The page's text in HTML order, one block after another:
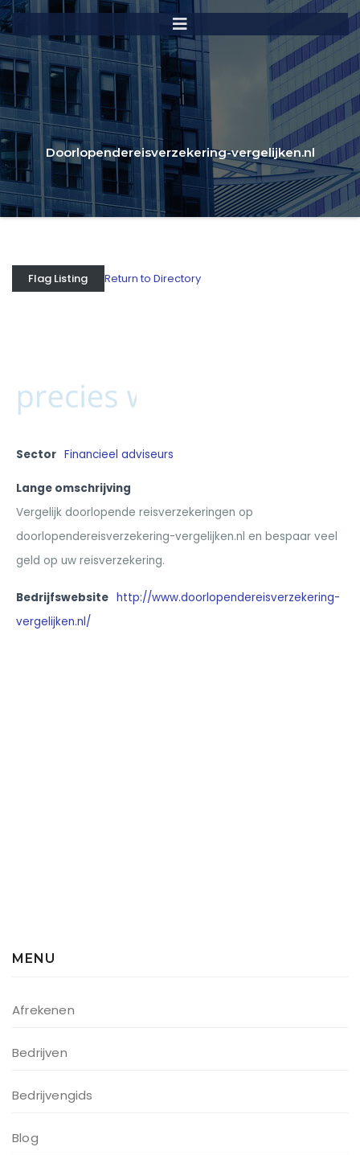
Doorlopendereisverzekering-vergelijken.nl
Flag Listing Return to Directory
Sector Financieel adviseurs
Lange omschrijving
Vergelijk doorlopende reisverzekeringen op
doorlopendereisverzekering-vergelijken.nl en bespaar veel
geld op uw reisverzekering.
Bedrijfswebsite http://www.doorlopendereisverzekering-
vergelijken.nl/
MENU
Afrekenen
Bedrijven
Bedrijvengids
Blog